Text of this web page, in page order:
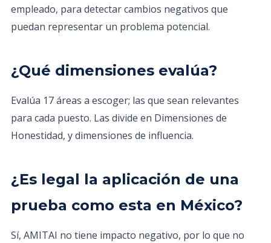
empleado, para detectar cambios negativos que
puedan representar un problema potencial.
¿Qué dimensiones evalúa?
Evalúa 17 áreas a escoger; las que sean relevantes
para cada puesto. Las divide en Dimensiones de
Honestidad, y dimensiones de influencia.
¿Es legal la aplicación de una
prueba como esta en México?
Sí, AMITAI no tiene impacto negativo, por lo que no